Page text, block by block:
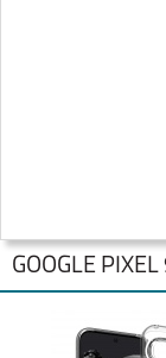
GOOGLE